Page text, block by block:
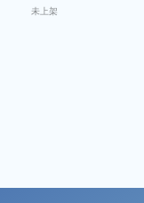
未上架